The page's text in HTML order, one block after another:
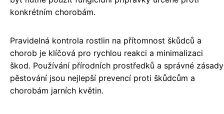
konkrétním chorobám.
Pravidelná kontrola rostlin na přítomnost škůdců a
chorob je klíčová pro rychlou reakci a minimalizaci
škod. Používání přírodních prostředků a správné zásady
pěstování jsou nejlepší prevencí proti škůdcům a
chorobám jarních květin.